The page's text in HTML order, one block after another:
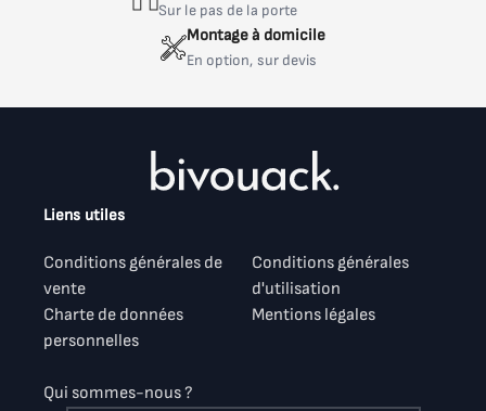
par un professionnel, prix variable selon la
complexité du meuble.
Sur le pas de la porte
Montage à domicile
En option, sur devis
Liens utiles
Conditions générales de
vente
Conditions générales
d'utilisation
Charte de données
personnelles
Mentions légales
Qui sommes-nous ?